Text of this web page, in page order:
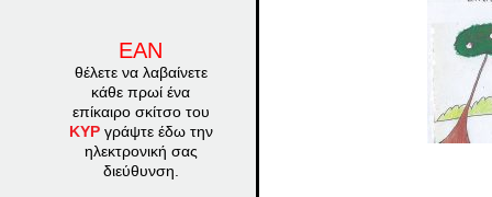
ΕΑΝ
θέλετε να λαβαίνετε
κάθε πρωί ένα
επίκαιρο σκίτσο του
ΚΥΡγράψτε έδω την
ηλεκτρονική σας
διεύθυνση.